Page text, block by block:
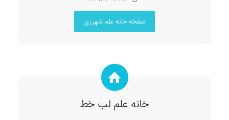
صفخه خانه علم شهرری
خانه علم لب خط